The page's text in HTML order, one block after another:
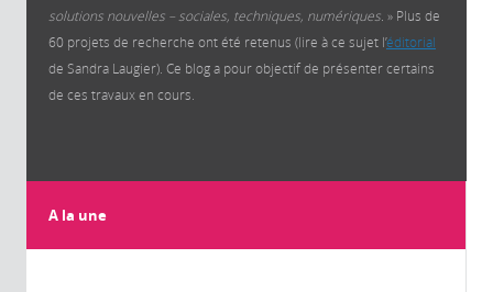
solutions nouvelles – sociales, techniques, numériques. » Plus de
60 projets de recherche ont été retenus (lire à ce sujet l’éditorial
de Sandra Laugier). Ce blog a pour objectif de présenter certains
de ces travaux en cours.
A la une